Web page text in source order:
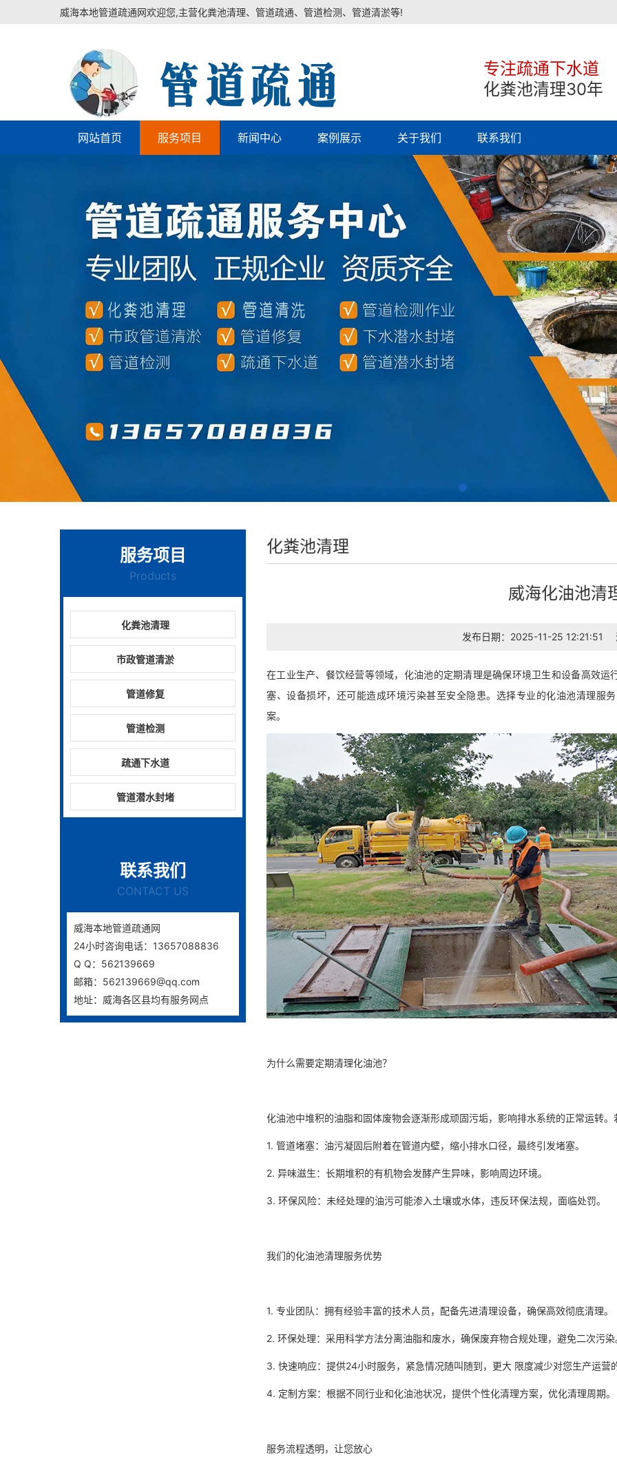
威海本地管道疏通网欢迎您,主营化粪池清理、管道疏通、管道检测、管道清淤等!
专注疏通下水道
化粪池清理30年
网站首页 服务项目 新闻中心 案例展示 关于我们 联系我们
服务项目
Products
化粪池清理
市政管道清淤
管道修复
管道检测
疏通下水道
管道潜水封堵
联系我们
CONTACT US
威海本地管道疏通网
24小时咨询电话：13657088836
Q Q：562139669
邮箱：562139669@qq.com
地址：威海各区县均有服务网点
化粪池清理
威海化油池清
发布日期：2025-11-25 12:21:51
在工业生产、餐饮经营等领域，化油池的定期清理是确保环境卫生和设备高效
塞、设备损坏，还可能造成环境污染甚至安全隐患。选择专业的化油池清理服
案。
为什么需要定期清理化油池？
化油池中堆积的油脂和固体废物会逐渐形成顽固污垢，影响排水系统的正常运转
1. 管道堵塞：油污凝固后附着在管道内壁，缩小排水口径，最终引发堵塞。
2. 异味滋生：长期堆积的有机物会发酵产生异味，影响周边环境。
3. 环保风险：未经处理的油污可能渗入土壤或水体，违反环保法规，面临处罚。
我们的化油池清理服务优势
1. 专业团队：拥有经验丰富的技术人员，配备先进清理设备，确保高效彻底清理。
2. 环保处理：采用科学方法分离油脂和废水，确保废弃物合规处理，避免二次污染
3. 快速响应：提供24小时服务，紧急情况随叫随到，更大 限度减少对您生产运营
4. 定制方案：根据不同行业和化油池状况，提供个性化清理方案，优化清理周期。
服务流程透明，让您放心